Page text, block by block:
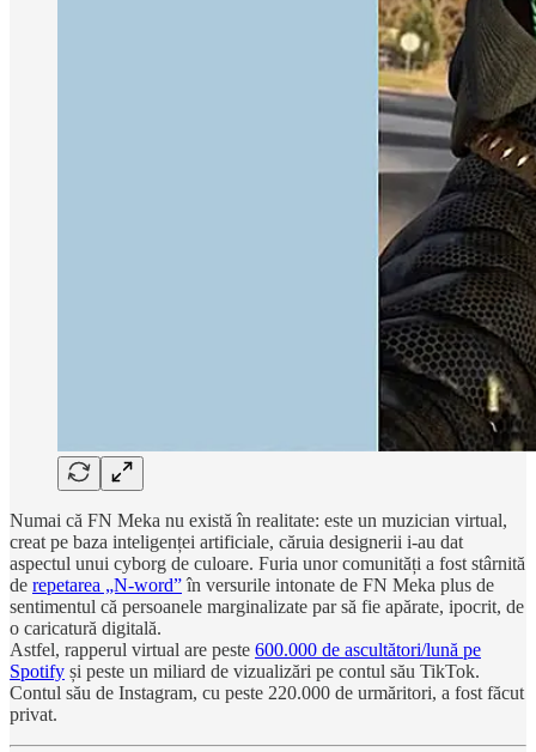
Numai că FN Meka nu există în realitate: este un muzician virtual,
creat pe baza inteligenței artificiale, căruia designerii i-au dat
aspectul unui cyborg de culoare. Furia unor comunități a fost stârnită
de repetarea „N-word”în versurile intonate de FN Meka plus de
sentimentul că persoanele marginalizate par să fie apărate, ipocrit, de
o caricatură digitală.
Astfel, rapperul virtual are peste 600.000 de ascultători/lună pe
Spotify și peste un miliard de vizualizări pe contul său TikTok.
Contul său de Instagram, cu peste 220.000 de urmăritori, a fost făcut
privat.